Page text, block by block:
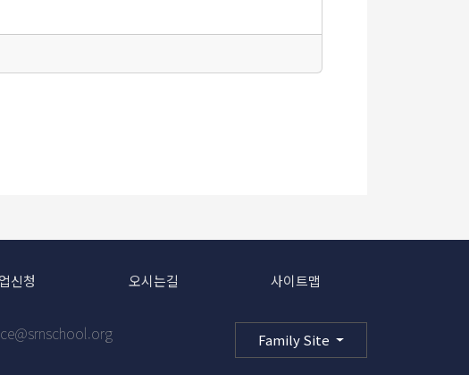
표시가 표명된 것으로 본다는 뜻을 명확하게 공지 또는
봅니다.
이용계약을 해지할 수 있습니다. 다만, 기존 약관을 적
청을 하고 "학교"가 이러한 신청에 대하여 승낙함으로써
에 해당하는 신청에 대하여는 승낙을 하지 않거나 사후
을 얻은 경우에는 예외로 함.
회원의 부정 이용 방지, 만14세 미만 아동 개인정보 수집
신청 오시는길 사이트맵
Family Site